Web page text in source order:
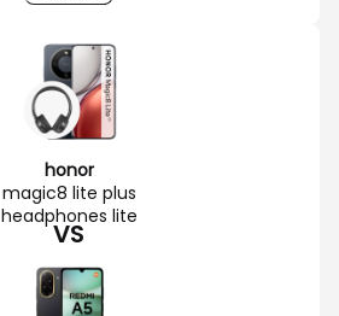
honor
magic8 lite plus
headphones lite
VS